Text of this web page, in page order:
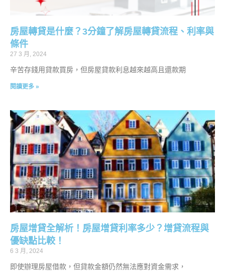
房屋轉貸是什麼？3分鐘了解房屋轉貸流程、利率與
條件
27 3 月, 2024
辛苦存錢用貸款買房，但房屋貸款利息越來越高且還款期
閱讀更多 »
房屋增貸全解析！房屋增貸利率多少？增貸流程與
優缺點比較！
6 3 月, 2024
即使辦理房屋借款，但貸款金額仍然無法應對資金需求，